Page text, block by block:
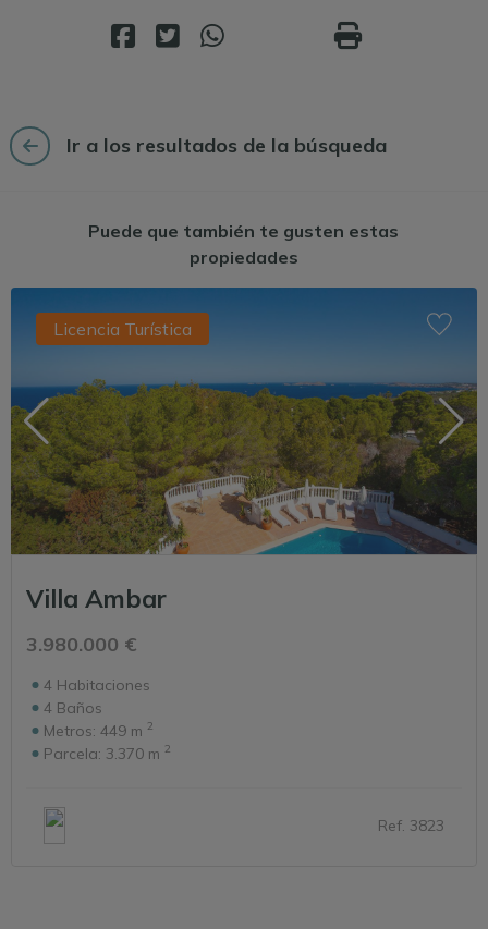
Ir a los resultados de la búsqueda
Puede que también te gusten estas
propiedades
Villa Ambar
3.980.000 €
4 Habitaciones
4 Baños
Metros: 449 m 2
Parcela: 3.370 m 2
Ref. 3823
Licencia Turística